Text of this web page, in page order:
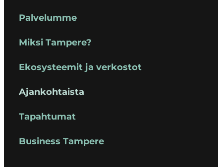
Palvelumme
Miksi Tampere?
Ekosysteemit ja verkostot
Ajankohtaista
Tapahtumat
Business Tampere